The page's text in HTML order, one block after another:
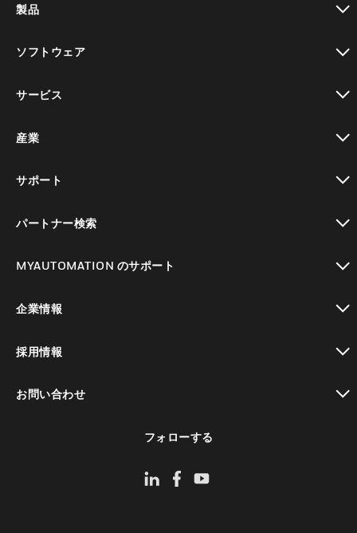
製品
ソフトウェア
サービス
産業
サポート
パートナー検索
MYAUTOMATION のサポート
企業情報
採用情報
お問い合わせ
フォローする